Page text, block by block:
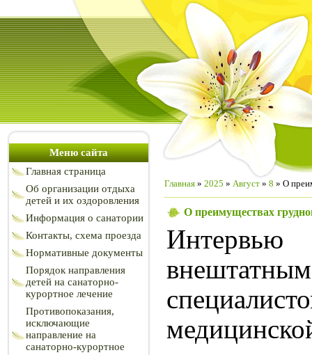
Меню сайта
Главная страница
Об организации отдыха
детей и их оздоровления
Информация о санатории
Контакты, схема проезда
Нормативные документы
Порядок направления
детей на санаторно-
курортное лечение
Противопоказания,
исключающие
направление на
санаторно-курортное
Главная » 2025 » Август » 8 » О
О преимуществах